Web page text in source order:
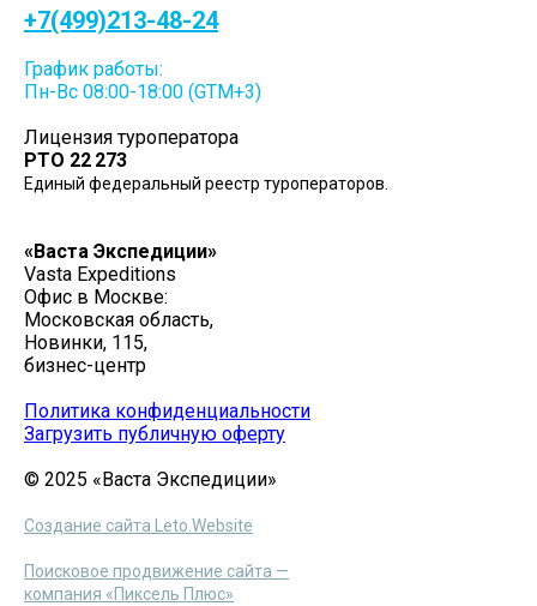
+7(499)213-48-24
График работы:
Пн-Вс 08:00-18:00 (GTM+3)
Лицензия туроператора
РТО 22 273
Единый федеральный реестр туроператоров.
«Васта Экспедиции»
Vasta Expeditions
Офис в Москве:
Московская область,
Новинки, 115,
бизнес-центр
Политика конфиденциальности
Загрузить публичную оферту
© 2025 «Васта Экспедиции»
Создание сайта Leto.Website
Поисковое продвижение сайта —
компания «Пиксель Плюс»